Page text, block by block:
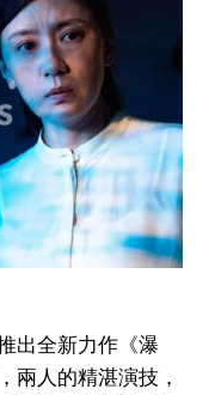
出全新力作《瀑
兩人的精湛演技，